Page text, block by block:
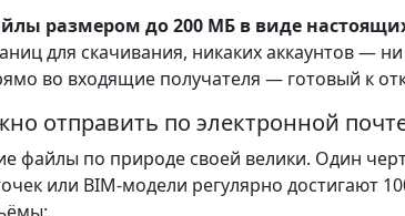
размером до 200 МБ в виде
для скачивания, никаких аккаунтов —
во входящие получателя — готовый к
отправить по электронной
файлы по природе своей велики. Один
или BIM-модели регулярно достигают